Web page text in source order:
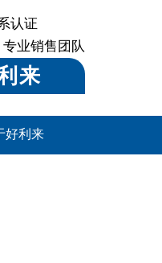
认证
业销售团队
来
好利来